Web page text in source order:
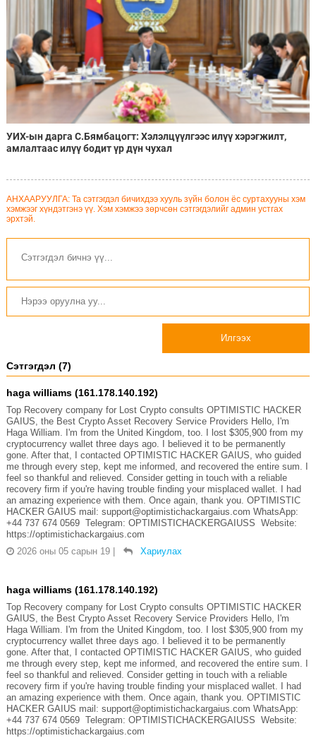
УИХ-ын дарга С.Бямбацогт: Хэлэлцүүлгээс илүү хэрэгжилт,
амлалтаас илүү бодит үр дүн чухал
АНХААРУУЛГА: Та сэтгэгдэл бичихдээ хууль зүйн болон ёс суртахууны хэм
хэмжээг хүндэтгэнэ үү. Хэм хэмжээ зөрчсөн сэтгэгдэлийг админ устгах
эрхтэй.
Илгээх
Сэтгэгдэл (7)
haga williams (161.178.140.192)
Top Recovery company for Lost Crypto consults OPTIMISTIC HACKER
GAIUS, the Best Crypto Asset Recovery Service Providers Hello, I'm
Haga William. I'm from the United Kingdom, too. I lost $305,900 from my
cryptocurrency wallet three days ago. I believed it to be permanently
gone. After that, I contacted OPTIMISTIC HACKER GAIUS, who guided
me through every step, kept me informed, and recovered the entire sum. I
feel so thankful and relieved. Consider getting in touch with a reliable
recovery firm if you're having trouble finding your misplaced wallet. I had
an amazing experience with them. Once again, thank you. OPTIMISTIC
HACKER GAIUS mail: support@optimistichackargaius.com WhatsApp:
+44 737 674 0569 Telegram: OPTIMISTICHACKERGAIUSS Website:
https://optimistichackargaius.com
2026 оны 05 сарын 19
Хариулах
haga williams (161.178.140.192)
Top Recovery company for Lost Crypto consults OPTIMISTIC HACKER
GAIUS, the Best Crypto Asset Recovery Service Providers Hello, I'm
Haga William. I'm from the United Kingdom, too. I lost $305,900 from my
cryptocurrency wallet three days ago. I believed it to be permanently
gone. After that, I contacted OPTIMISTIC HACKER GAIUS, who guided
me through every step, kept me informed, and recovered the entire sum. I
feel so thankful and relieved. Consider getting in touch with a reliable
recovery firm if you're having trouble finding your misplaced wallet. I had
an amazing experience with them. Once again, thank you. OPTIMISTIC
HACKER GAIUS mail: support@optimistichackargaius.com WhatsApp:
+44 737 674 0569 Telegram: OPTIMISTICHACKERGAIUSS Website:
https://optimistichackargaius.com